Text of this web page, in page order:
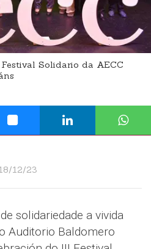
Solidario da AECC
12/23
solidariedade a vivida
Auditorio Baldomero